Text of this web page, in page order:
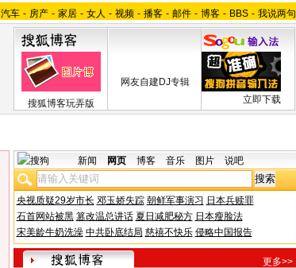
汽车 - 房产 - 家居 - 女人 - 视频 - 播客 - 邮件 - 博客 - BBS - 我说两句
搜狐博客玩弄版
网友自建DJ专辑
立即下载
新闻 网页 博客 音乐 图片 说吧
央视质疑29岁市长 邓玉娇失踪 朝鲜军事演习 日本兵赎罪
石首网站被黑 篡改温总讲话 夏日减肥秘方 日本瘦脸法
宋美龄牛奶洗澡 中共卧底结局 慈禧不快乐 侵略中国报告
更多>>